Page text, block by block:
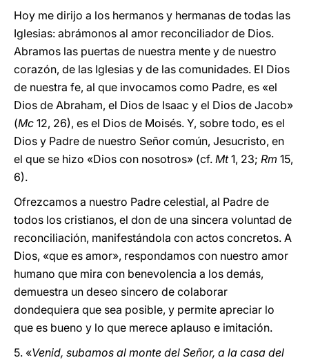
Hoy me dirijo a los hermanos y hermanas de todas las
Iglesias: abrámonos al amor reconciliador de Dios.
Abramos las puertas de nuestra mente y de nuestro
corazón, de las Iglesias y de las comunidades. El Dios
de nuestra fe, al que invocamos como Padre, es «el
Dios de Abraham, el Dios de Isaac y el Dios de Jacob»
(Mc 12, 26), es el Dios de Moisés. Y, sobre todo, es el
Dios y Padre de nuestro Señor común, Jesucristo, en
el que se hizo «Dios con nosotros» (cf. Mt1, 23; Rm 15,
6).
Ofrezcamos a nuestro Padre celestial, al Padre de
todos los cristianos, el don de una sincera voluntad de
reconciliación, manifestándola con actos concretos. A
Dios, «que es amor», respondamos con nuestro amor
humano que mira con benevolencia a los demás,
demuestra un deseo sincero de colaborar
dondequiera que sea posible, y permite apreciar lo
que es bueno y lo que merece aplauso e imitación.
5. «Venid, subamos al monte del Señor, a la casa del